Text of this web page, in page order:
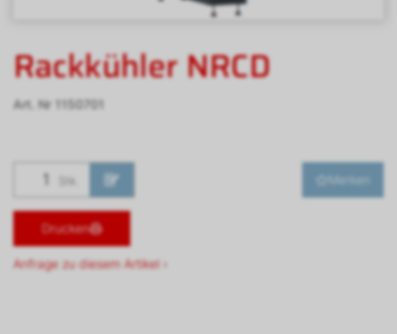
Rackkühler NRCD
Art. Nr 1150701
Stk. Merken
Drucken
Anfrage zu diesem Artikel ›